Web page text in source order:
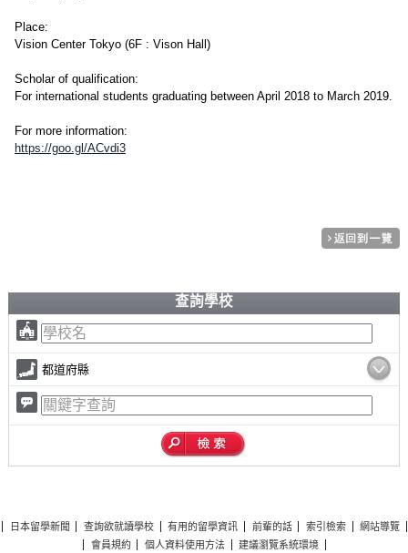
Place:
Vision Center Tokyo (6F : Vison Hall)
Scholar of qualification:
For international students graduating between April 2018 to March 2019.
For more information:
https://goo.gl/ACvdi3
查詢學校
都道府縣
日本留學新聞 查詢欲就讀學校 有用的留學資訊 前輩的話 索引檢索
網站導覽
會員規約
個人資料使用方法 建議瀏覽系統環境